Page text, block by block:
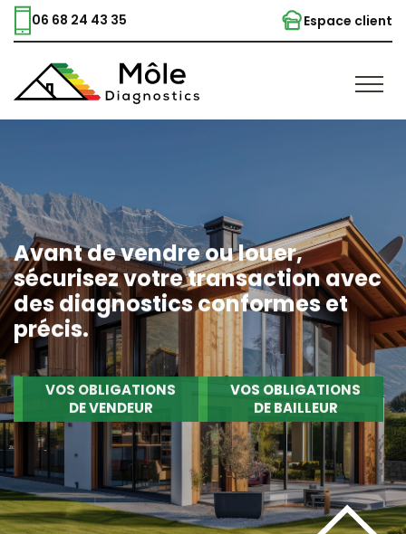
06 68 24 43 35 Espace client
Avant de vendre ou louer,
sécurisez votre transaction avec
des diagnostics conformes et
précis.
VOS OBLIGATIONS
DE VENDEUR
VOS OBLIGATIONS
DE BAILLEUR